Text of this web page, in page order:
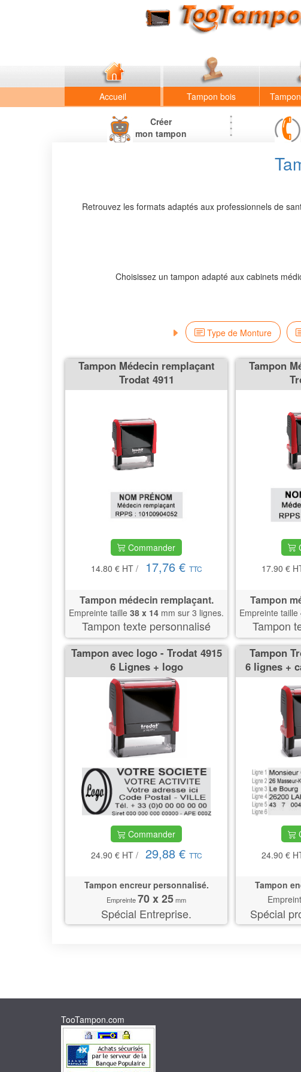
Accueil Tampon bois
Créer
mon tampon
Retrouvez les formats adaptés aux professionnels de
Choisissez un tampon adapté aux cabinets
Type de Monture
Tampon Médecin remplaçant
Trodat 4911
Commander
14.80 € HT/ 17,76 € TTC
Tampon médecin remplaçant.
Empreinte taille 38 x 14 mm sur 3 lignes.
Tampon texte personnalisé
Tampon
17.90 €
Tampon
Empreinte taille
Tampon
Tampon avec logo - Trodat 4915
6 Lignes + logo
Commander
24.90 € HT/ 29,88 € TTC
Tampon encreur personnalisé.
Empreinte70 x 25mm
Spécial Entreprise.
Tampon
6 lignes +
24.90 €
Tampon
Spécial
TooTampon.com